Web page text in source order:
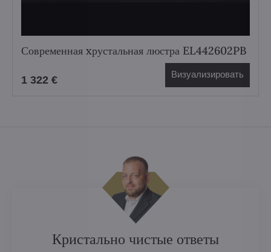
Современная xрустальная люстра EL442602PB
1 322 € Визуализировать
Кристально чистые ответы